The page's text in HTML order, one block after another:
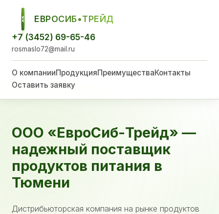
ЕСТ
ЕВРОСИБ•ТРЕЙД
+7 (3452) 69-65-46
rosmaslo72@mail.ru
О компанииПродукцияПреимуществаКонтакты
Оставить заявку
ООО «ЕвроСиб-Трейд» —
надежный поставщик
продуктов питания в
Тюмени
Дистрибьюторская компания на рынке продуктов